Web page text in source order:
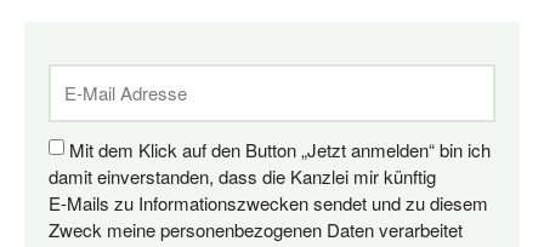
Mit dem Klick auf den But­ton „Jetzt anmel­den“ bin ich
damit ein­ver­stan­den, dass die Kanz­lei mir künf­tig
E‑Mails zu Infor­ma­ti­ons­zwe­cken sen­det und zu die­sem
Zweck mei­ne per­so­nen­be­zo­ge­nen Daten ver­ar­bei­tet